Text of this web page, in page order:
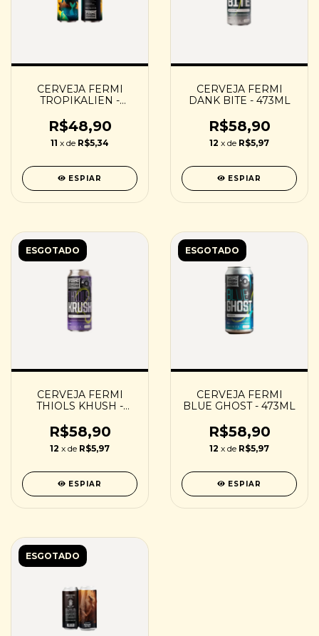
CERVEJA FERMI
TROPIKALIEN -
R$48,90
11 x de R$5,34
ESPIAR
CERVEJA FERMI
DANK BITE - 473ML
R$58,90
12 x de R$5,97
ESPIAR
ESGOTADO
CERVEJA FERMI
THIOLS KHUSH -
R$58,90
12 x de R$5,97
ESPIAR
ESGOTADO
CERVEJA FERMI
BLUE GHOST - 473ML
R$58,90
12 x de R$5,97
ESPIAR
ESGOTADO